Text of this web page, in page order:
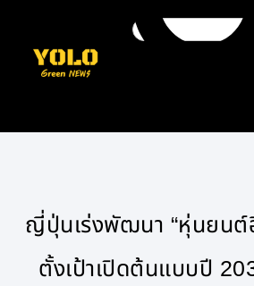
ญี่ปุ่นเร่งพัฒนา “หุ่นยนต์
ตั้งเป้าเปิดต้นแบบปี